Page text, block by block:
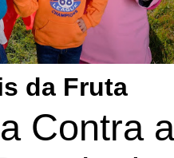
da Fruta
Contra